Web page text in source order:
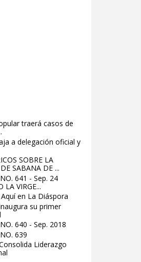
traerá casos de
a delegación oficial y
SOBRE LA
SABANA DE ...
641 - Sep. 24
LA VIRGE...
en La Diáspora
su primer
640 - Sep. 2018
639
Liderazgo